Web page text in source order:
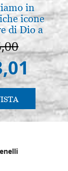
in
icone
di Dio a
Suzdal
2019)